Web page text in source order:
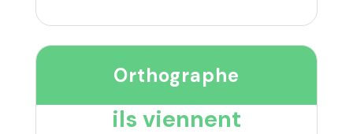
Orthographe
ils viennent